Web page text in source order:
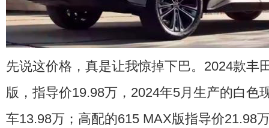
先说这价格，真是让我惊掉下巴。2024款丰
版，指导价19.98万，2024年5月生产的白色
车13.98万；高配的615 MAX版指导价21.98